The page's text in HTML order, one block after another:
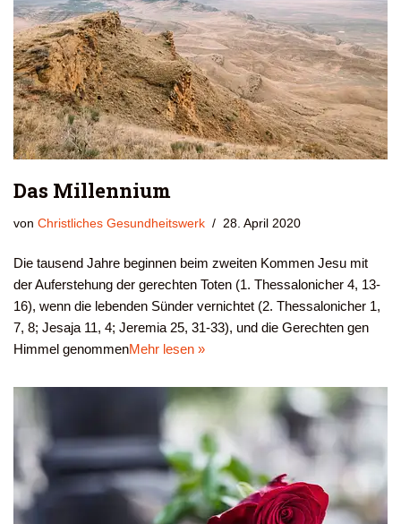
Das Millennium
von Christliches Gesundheitswerk 28. April 2020
Die tausend Jahre beginnen beim zweiten Kommen Jesu mit
der Auferstehung der gerechten Toten (1. Thessalonicher 4, 13-
16), wenn die lebenden Sünder vernichtet (2. Thessalonicher 1,
7, 8; Jesaja 11, 4; Jeremia 25, 31-33), und die Gerechten gen
Himmel genommenMehr lesen »